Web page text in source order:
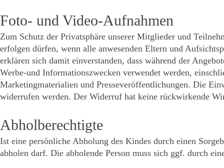
Foto- und Video-Aufnahmen
Zum Schutz der Privatsphäre unserer Mitglieder und
erfolgen dürfen, wenn alle anwesenden Eltern und
erklären sich damit einverstanden, dass während der
Werbe-und Informationszwecken verwendet werden,
Marketingmaterialien und Presseveröffentlichungen. Die
widerrufen werden. Der Widerruf hat keine rückwirkende
Abholberechtigte
Ist eine persönliche Abholung des Kindes durch einen
abholen darf. Die abholende Person muss sich ggf. durch